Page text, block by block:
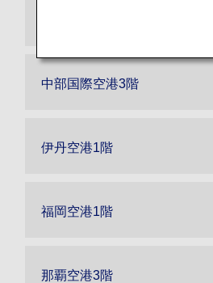
中部国際空港3階
伊丹空港1階
福岡空港1階
那覇空港3階